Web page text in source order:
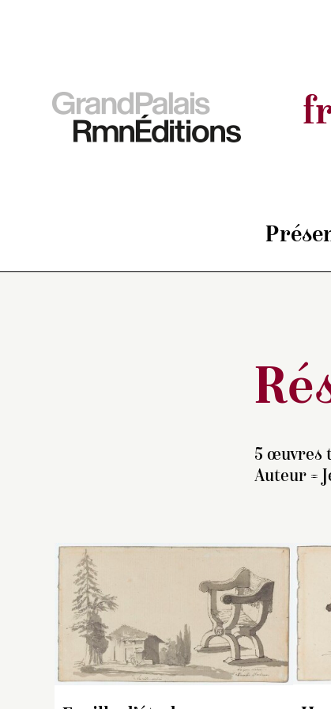
5 œuvres
Auteur =